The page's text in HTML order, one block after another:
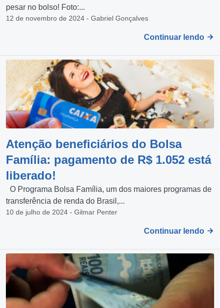
pesar no bolso! Foto:...
12 de novembro de 2024 - Gabriel Gonçalves
Continuar lendo
Atenção beneficiários do Bolsa
Família: pagamento de R$ 1.052 está
liberado!
O Programa Bolsa Família, um dos maiores programas de
transferência de renda do Brasil,...
10 de julho de 2024 - Gilmar Penter
Continuar lendo